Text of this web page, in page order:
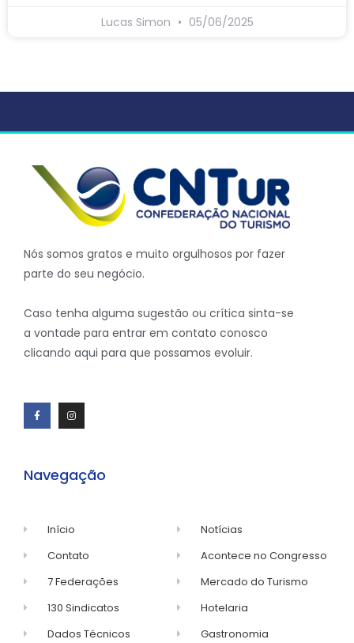
Lucas Simon 05/06/2025
Nós somos gratos e muito orgulhosos por fazer
parte do seu negócio.
Caso tenha alguma sugestão ou crítica sinta-se
a vontade para entrar em contato conosco
clicando aqui para que possamos evoluir.
Navegação
Início
Contato
7 Federações
130 Sindicatos
Dados Técnicos
Notícias
Acontece no Congresso
Mercado do Turismo
Hotelaria
Gastronomia